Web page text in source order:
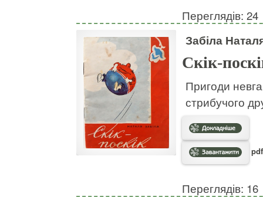
Переглядів: 24
Забіла
Скік-
Пригоди
стрибучого
Переглядів: 16